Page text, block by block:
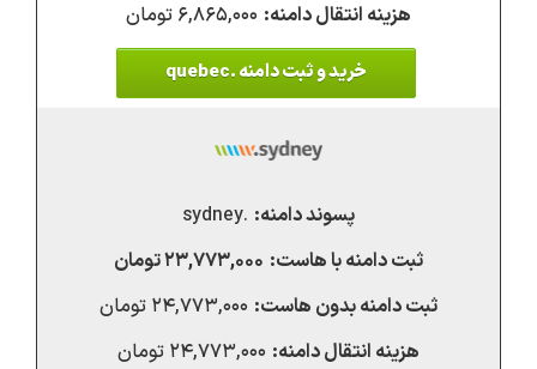
۶,۸۶۵,۰۰۰ تومان
خرید و ثبت دامنه .quebec
.sydney
۲۳,۷۷۳,۰۰۰ تومان
۲۴,۷۷۳,۰۰۰ تومان
۲۴,۷۷۳,۰۰۰ تومان